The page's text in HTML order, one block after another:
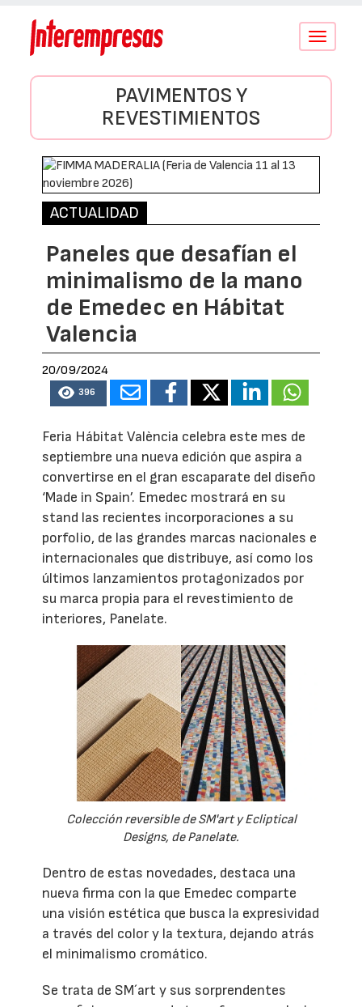
Conmutar
PAVIMENTOS Y
REVESTIMIENTOS
ACTUALIDAD
Paneles que desafían el
minimalismo de la mano
de Emedec en Hábitat
Valencia
20/09/2024
396
Feria Hábitat València celebra este mes de
septiembre una nueva edición que aspira a
convertirse en el gran escaparate del diseño
‘Made in Spain’. Emedec mostrará en su
stand las recientes incorporaciones a su
porfolio, de las grandes marcas nacionales e
internacionales que distribuye, así como los
últimos lanzamientos protagonizados por
su marca propia para el revestimiento de
interiores, Panelate.
Colección reversible de SM'art y Ecliptical
Designs, de Panelate.
Dentro de estas novedades, destaca una
nueva firma con la que Emedec comparte
una visión estética que busca la expresividad
a través del color y la textura, dejando atrás
el minimalismo cromático.
Se trata de SM´art y sus sorprendentes